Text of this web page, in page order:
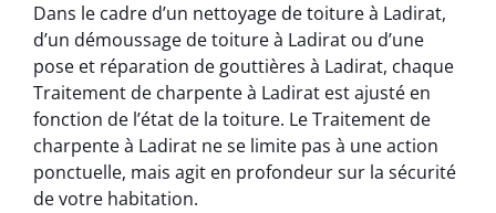
Dans le cadre d’un nettoyage de toiture à Ladirat,
d’un démoussage de toiture à Ladirat ou d’une
pose et réparation de gouttières à Ladirat, chaque
Traitement de charpente à Ladirat est ajusté en
fonction de l’état de la toiture. Le Traitement de
charpente à Ladirat ne se limite pas à une action
ponctuelle, mais agit en profondeur sur la sécurité
de votre habitation.